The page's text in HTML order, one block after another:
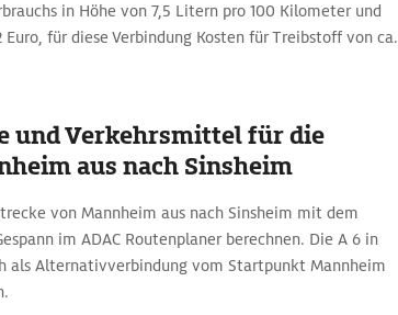
in Höhe von 7,5 Litern pro 100 Kilometer und
für diese Verbindung Kosten für Treibstoff von ca.
und Verkehrsmittel für die
aus nach Sinsheim
von Mannheim aus nach Sinsheim mit dem
im ADAC Routenplaner berechnen. Die A 6 in
als Alternativverbindung vom Startpunkt Mannheim